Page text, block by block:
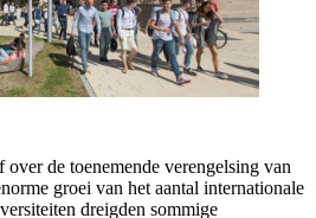
de toenemende verengelsing van
groei van het aantal internationale
dreigden sommige